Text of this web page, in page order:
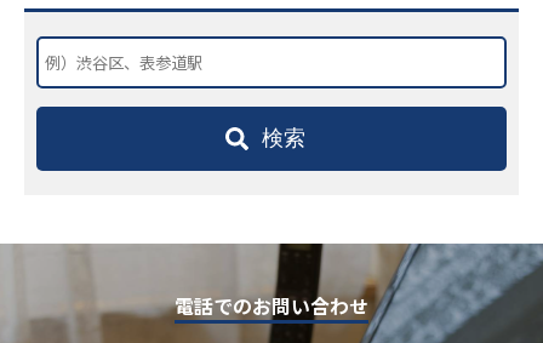
検索
電話でのお問い合わせ